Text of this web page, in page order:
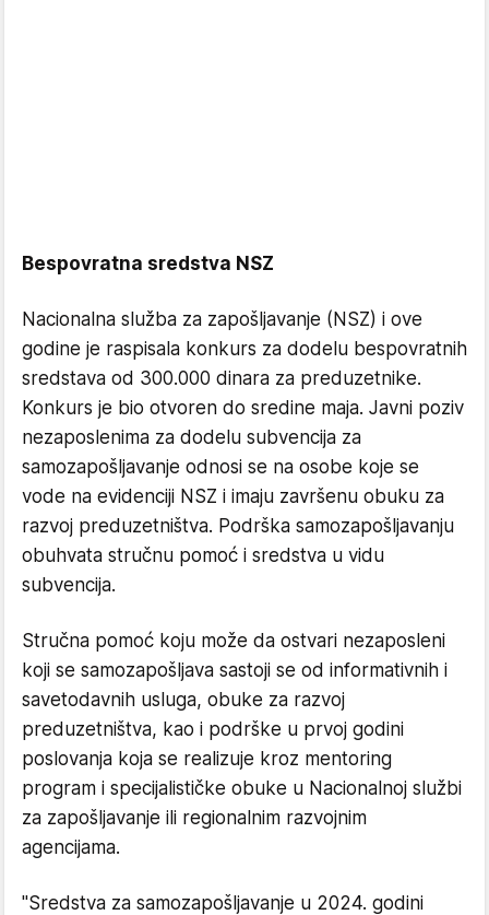
Bespovratna sredstva NSZ
Nacionalna služba za zapošljavanje (NSZ) i ove
godine je raspisala konkurs za dodelu bespovratnih
sredstava od 300.000 dinara za preduzetnike.
Konkurs je bio otvoren do sredine maja. Javni poziv
nezaposlenima za dodelu subvencija za
samozapošljavanje odnosi se na osobe koje se
vode na evidenciji NSZ i imaju završenu obuku za
razvoj preduzetništva. Podrška samozapošljavanju
obuhvata stručnu pomoć i sredstva u vidu
subvencija.
Stručna pomoć koju može da ostvari nezaposleni
koji se samozapošljava sastoji se od informativnih i
savetodavnih usluga, obuke za razvoj
preduzetništva, kao i podrške u prvoj godini
poslovanja koja se realizuje kroz mentoring
program i specijalističke obuke u Nacionalnoj službi
za zapošljavanje ili regionalnim razvojnim
agencijama.
"Sredstva za samozapošljavanje u 2024. godini